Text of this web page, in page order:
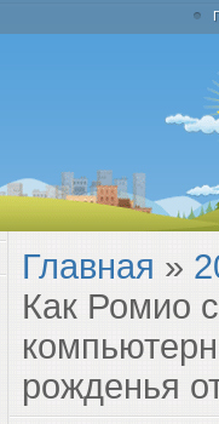
Главная »
Как Ромио
рожденья